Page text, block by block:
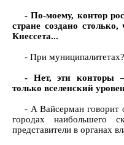
- По-моему, контор
стране создано
Кнессета...
- При муниципалитетах?
- Нет, эти конторы
только вселенский
- А Вайсерман говорит
городах наибольшего
представители в органах